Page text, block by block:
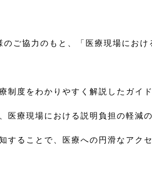
ご協力のもと、「医療現場におけ
度をわかりやすく解説したガイ
療現場における説明負担の軽減
ることで、医療への円滑なアク